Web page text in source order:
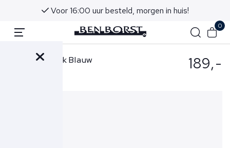
Voor 16:00 uur besteld, morgen in huis!
0
Mason's Broek Blauw 189,-